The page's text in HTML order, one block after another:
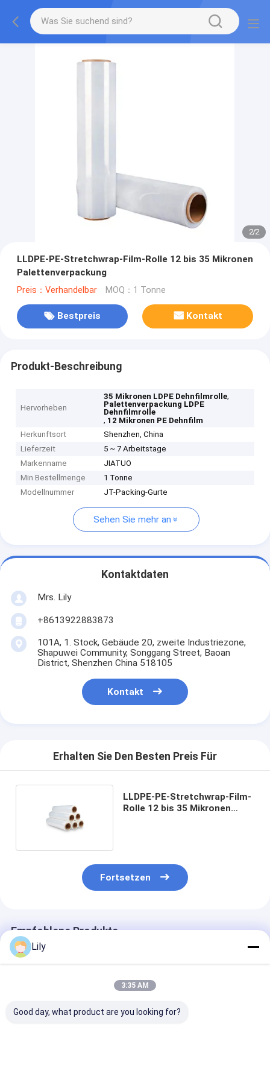
2/2
LLDPE-PE-Stretchwrap-Film-Rolle 12 bis 35 Mikronen
Palettenverpackung
Preis：Verhandelbar MOQ：1 Tonne
Bestpreis Kontakt
Produkt-Beschreibung
Hervorheben
35 Mikronen LDPE Dehnfilmrolle,
Palettenverpackung LDPE
Dehnfilmrolle
, 12 Mikronen PE Dehnfilm
Herkunftsort
Shenzhen, China
Lieferzeit
5 ~ 7 Arbeitstage
Markenname
JIATUO
Min Bestellmenge
1 Tonne
Modellnummer
JT-Packing-Gurte
Sehen Sie mehr an
Kontaktdaten
Mrs. Lily
+8613922883873
101A, 1. Stock, Gebäude 20, zweite Industriezone,
Shapuwei Community, Songgang Street, Baoan
District, Shenzhen China 518105
Kontakt
Erhalten Sie Den Besten Preis Für
LLDPE-PE-Stretchwrap-Film-
Rolle 12 bis 35 Mikronen
Fortsetzen
Empfohlene Produkte
Lily
3:35 AM
Good day, what product are you looking for?